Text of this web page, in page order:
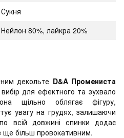
Сукня
Нейлон 80%, лайкра 20%
декольте D&A Промениста
для ефектного та зухвало
щільно облягає фігуру,
увагу на грудях, залишаючи
всій довжині спинки додає
ще більш провокативним.